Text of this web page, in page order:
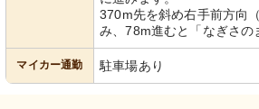
370m先を斜め右手前方向
み、78m進むと「なぎさの
マイカー通勤 駐車場あり